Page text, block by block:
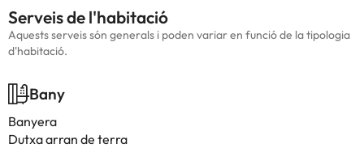
Serveis de l'habitació
Aquests serveis són generals i poden variar en funció de la tipologia
d'habitació.
Bany
Banyera
Dutxa arran de terra